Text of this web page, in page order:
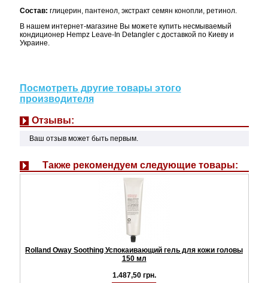
Состав: глицерин, пантенол, экстракт семян конопли, ретинол.
В нашем интернет-магазине Вы можете купить несмываемый
кондиционер Hempz Leave-In Detangler с доставкой по Киеву и
Украине.
Посмотреть другие товары этого
производителя
Отзывы:
Ваш отзыв может быть первым.
Также рекомендуем следующие товары:
Rolland Oway Soothing Успокаивающий гель для кожи головы
150 мл
1.487,50 грн.